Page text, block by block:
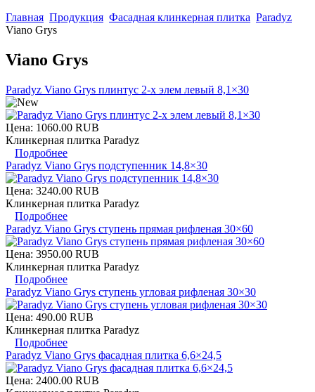
Главная Продукция Фасадная клинкерная плитка Paradyz
Viano Grys
Viano Grys
Paradyz Viano Grys плинтус 2-х элем левый 8,1×30
Цена: 1060.00 RUB
Клинкерная плитка Paradyz
Подробнее
Paradyz Viano Grys подступенник 14,8×30
Цена: 3240.00 RUB
Клинкерная плитка Paradyz
Подробнее
Paradyz Viano Grys ступень прямая рифленая 30×60
Цена: 3950.00 RUB
Клинкерная плитка Paradyz
Подробнее
Paradyz Viano Grys ступень угловая рифленая 30×30
Цена: 490.00 RUB
Клинкерная плитка Paradyz
Подробнее
Paradyz Viano Grys фасадная плитка 6,6×24,5
Цена: 2400.00 RUB